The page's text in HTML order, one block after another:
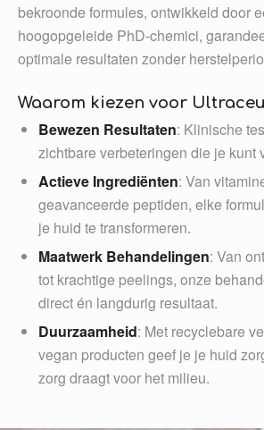
bekroonde formules, ontwikkeld door
hoogopgeleide PhD-chemici,
optimale resultaten zonder
Waarom kiezen voor
Bewezen Resultaten: Klinische
zichtbare verbeteringen die je kunt
Actieve Ingrediënten: Van
geavanceerde peptiden, elke
je huid te transformeren.
Maatwerk Behandelingen: Van
tot krachtige peelings, onze
direct én langdurig resultaat.
Duurzaamheid: Met recyclebare
vegan producten geef je je huid
zorg draagt voor het milieu.